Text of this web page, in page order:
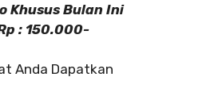
Khusus Bulan Ini
: 150.000-
Anda Dapatkan